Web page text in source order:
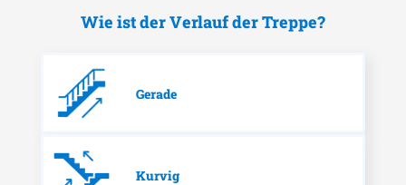
Wie ist der Verlauf der Treppe?
Gerade
Kurvig